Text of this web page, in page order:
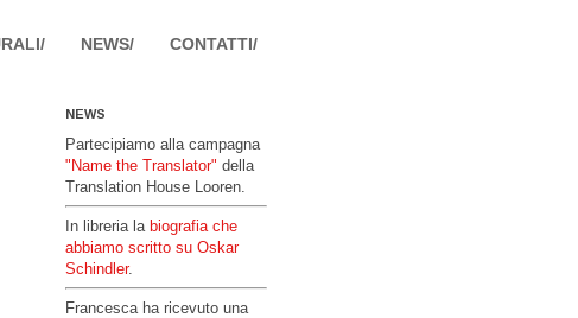
NEWS/ CONTATTI/
NEWS
Partecipiamo alla campagna
"Name the Translator" della
Translation House Looren.
In libreria la biografia che
abbiamo scritto su Oskar
Schindler.
Francesca ha ricevuto una